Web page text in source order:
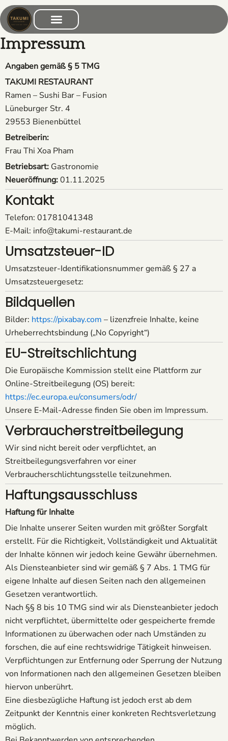
Zum
Inhalt
springen
Impressum
Angaben gemäß § 5 TMG
TAKUMI RESTAURANT
Ramen – Sushi Bar – Fusion
Lüneburger Str. 4
29553 Bienenbüttel
Betreiberin:
Frau Thi Xoa Pham
Betriebsart: Gastronomie
Neueröffnung:01.11.2025
Kontakt
Telefon: 01781041348
E-Mail: info@takumi-restaurant.de
Umsatzsteuer-ID
Umsatzsteuer-Identifikationsnummer gemäß § 27 a
Umsatzsteuergesetz:
Bildquellen
Bilder: https://pixabay.com – lizenzfreie Inhalte, keine
Urheberrechtsbindung („No Copyright“)
EU-Streitschlichtung
Die Europäische Kommission stellt eine Plattform zur
Online-Streitbeilegung (OS) bereit:
https://ec.europa.eu/consumers/odr/
Unsere E-Mail-Adresse finden Sie oben im Impressum.
Verbraucherstreitbeilegung
Wir sind nicht bereit oder verpflichtet, an
Streitbeilegungsverfahren vor einer
Verbraucherschlichtungsstelle teilzunehmen.
Haftungsausschluss
Haftung für Inhalte
Die Inhalte unserer Seiten wurden mit größter Sorgfalt
erstellt. Für die Richtigkeit, Vollständigkeit und Aktualität
der Inhalte können wir jedoch keine Gewähr übernehmen.
Als Diensteanbieter sind wir gemäß § 7 Abs. 1 TMG für
eigene Inhalte auf diesen Seiten nach den allgemeinen
Gesetzen verantwortlich.
Nach §§ 8 bis 10 TMG sind wir als Diensteanbieter jedoch
nicht verpflichtet, übermittelte oder gespeicherte fremde
Informationen zu überwachen oder nach Umständen zu
forschen, die auf eine rechtswidrige Tätigkeit hinweisen.
Verpflichtungen zur Entfernung oder Sperrung der Nutzung
von Informationen nach den allgemeinen Gesetzen bleiben
hiervon unberührt.
Eine diesbezügliche Haftung ist jedoch erst ab dem
Zeitpunkt der Kenntnis einer konkreten Rechtsverletzung
möglich.